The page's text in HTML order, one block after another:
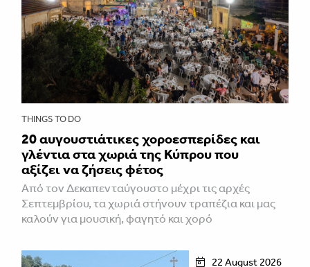
THINGS TO DO
20 αυγουστιάτικες χοροεσπερίδες και
γλέντια στα χωριά της Κύπρου που
αξίζει να ζήσεις φέτος
Από τον Δεκαπενταύγουστο μέχρι τις αρχές
Σεπτεμβρίου, τα χωριά στήνουν τραπέζια και μας
καλούν για μουσική, φαγητό και χορό
22 August 2026